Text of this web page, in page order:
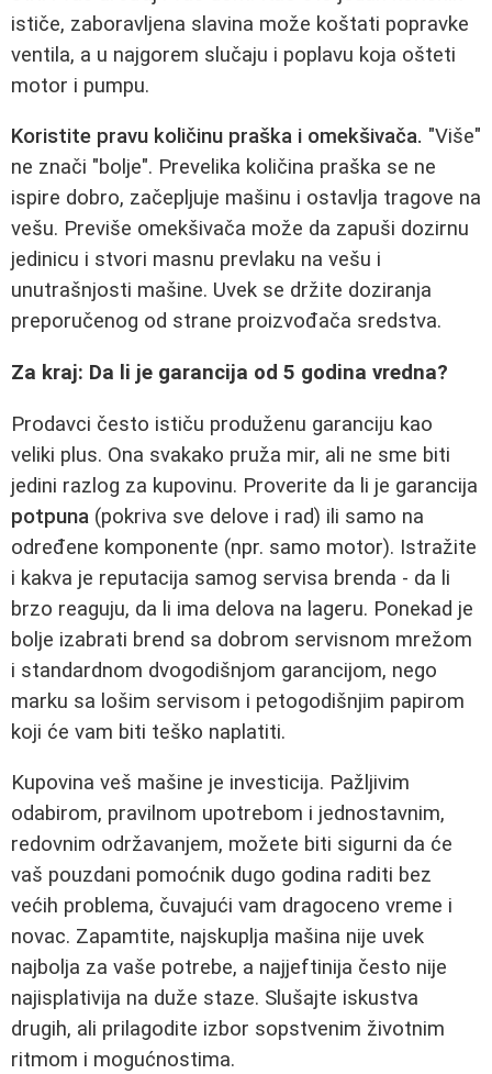
ističe, zaboravljena slavina može koštati popravke
ventila, a u najgorem slučaju i poplavu koja ošteti
motor i pumpu.
Koristite pravu količinu praška i omekšivača. "Više"
ne znači "bolje". Prevelika količina praška se ne
ispire dobro, začepljuje mašinu i ostavlja tragove na
vešu. Previše omekšivača može da zapuši dozirnu
jedinicu i stvori masnu prevlaku na vešu i
unutrašnjosti mašine. Uvek se držite doziranja
preporučenog od strane proizvođača sredstva.
Za kraj: Da li je garancija od 5 godina vredna?
Prodavci često ističu produženu garanciju kao
veliki plus. Ona svakako pruža mir, ali ne sme biti
jedini razlog za kupovinu. Proverite da li je garancija
potpuna (pokriva sve delove i rad) ili samo na
određene komponente (npr. samo motor). Istražite
i kakva je reputacija samog servisa brenda - da li
brzo reaguju, da li ima delova na lageru. Ponekad je
bolje izabrati brend sa dobrom servisnom mrežom
i standardnom dvogodišnjom garancijom, nego
marku sa lošim servisom i petogodišnjim papirom
koji će vam biti teško naplatiti.
Kupovina veš mašine je investicija. Pažljivim
odabirom, pravilnom upotrebom i jednostavnim,
redovnim održavanjem, možete biti sigurni da će
vaš pouzdani pomoćnik dugo godina raditi bez
većih problema, čuvajući vam dragoceno vreme i
novac. Zapamtite, najskuplja mašina nije uvek
najbolja za vaše potrebe, a najjeftinija često nije
najisplativija na duže staze. Slušajte iskustva
drugih, ali prilagodite izbor sopstvenim životnim
ritmom i mogućnostima.